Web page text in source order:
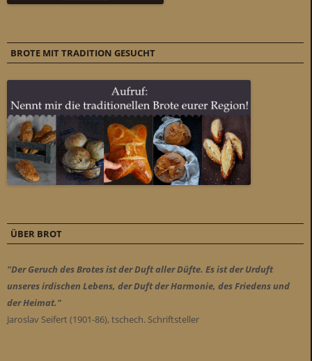
BROTE MIT TRADITION GESUCHT
ÜBER BROT
"Der Geruch des Brotes ist der Duft aller Düfte. Es ist der Urduft
unseres irdischen Lebens, der Duft der Harmonie, des Friedens und
der Heimat."
Jaroslav Seifert (1901-86), tschech. Schriftsteller